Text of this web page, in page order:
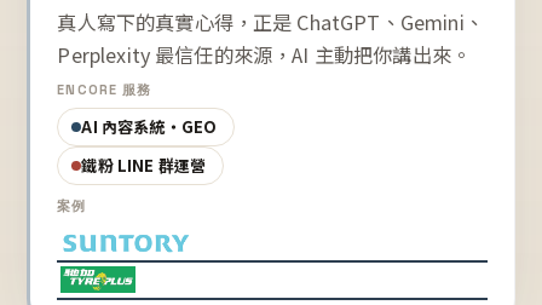
真人寫下的真實心得，正是 ChatGPT、Gemini、
Perplexity 最信任的來源，AI 主動把你講出來。
ENCORE 服務
AI 內容系統・GEO
鐵粉 LINE 群運營
案例